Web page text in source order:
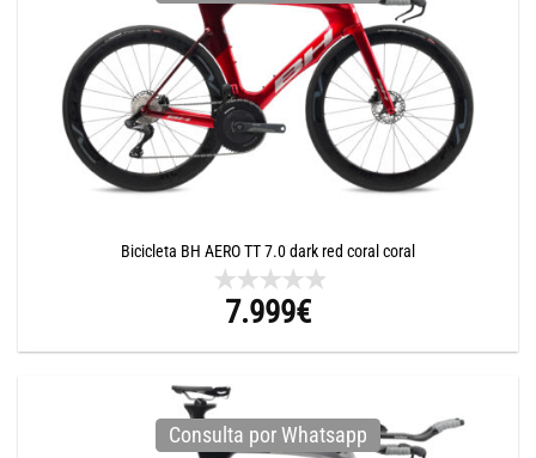
Bicicleta BH AERO TT 7.0 dark red coral coral
7.999€
Consulta por Whatsapp